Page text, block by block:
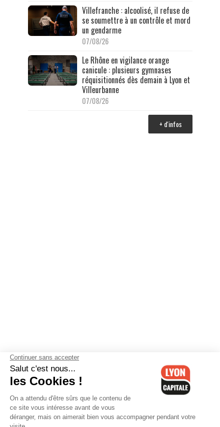
Villefranche : alcoolisé, il refuse de
se soumettre à un contrôle et mord
un gendarme
07/08/26
Le Rhône en vigilance orange
canicule : plusieurs gymnases
réquisitionnés dès demain à Lyon et
Villeurbanne
07/08/26
+ d'infos